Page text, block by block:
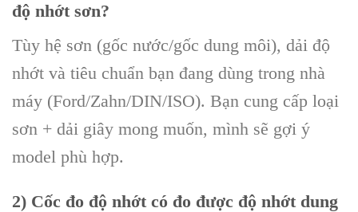
độ nhớt sơn?
Tùy hệ sơn (gốc nước/gốc dung môi), dải độ
nhớt và tiêu chuẩn bạn đang dùng trong nhà
máy (Ford/Zahn/DIN/ISO). Bạn cung cấp loại
sơn + dải giây mong muốn, mình sẽ gợi ý
model phù hợp.
2) Cốc đo độ nhớt có đo được độ nhớt dung